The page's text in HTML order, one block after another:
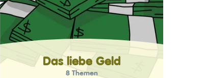
Das liebe Geld
8 Themen